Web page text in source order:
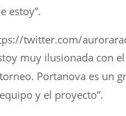
estoy”.
twitter.com/
muy ilusionada con
Portanova es un
y el proyecto”.